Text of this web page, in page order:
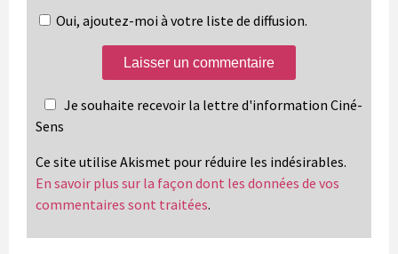
Oui, ajoutez-moi à votre liste de diffusion.
Je souhaite recevoir la lettre d'information Ciné-
Sens
Ce site utilise Akismet pour réduire les indésirables.
En savoir plus sur la façon dont les données de vos
commentaires sont traitées.